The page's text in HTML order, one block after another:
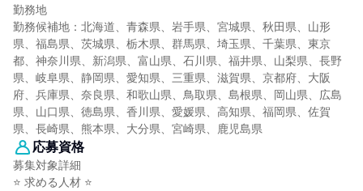
勤務地
勤務候補地：北海道、青森県、岩手県、宮城県、秋田県、山形
県、福島県、茨城県、栃木県、群馬県、埼玉県、千葉県、東京
都、神奈川県、新潟県、富山県、石川県、福井県、山梨県、長野
県、岐阜県、静岡県、愛知県、三重県、滋賀県、京都府、大阪
府、兵庫県、奈良県、和歌山県、鳥取県、島根県、岡山県、広島
県、山口県、徳島県、香川県、愛媛県、高知県、福岡県、佐賀
県、長崎県、熊本県、大分県、宮崎県、鹿児島県
応募資格
募集対象詳細
⭐ 求める人材 ⭐